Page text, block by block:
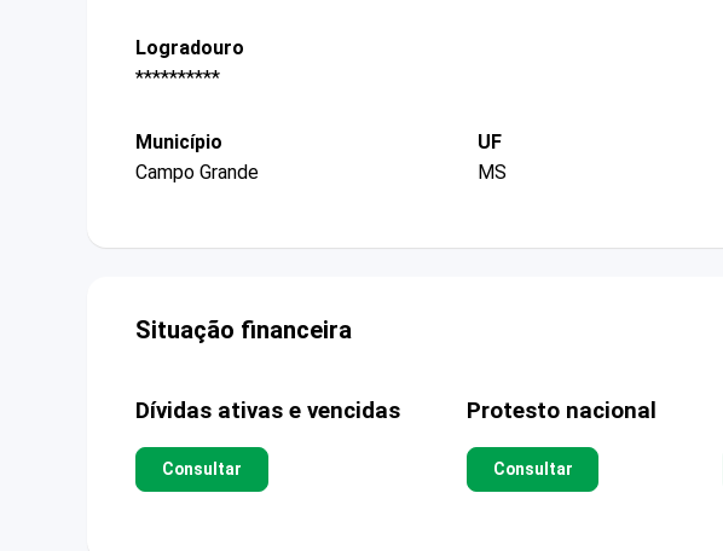
Logradouro
**********
Município
Campo Grande
UF
MS
Situação financeira
Dívidas ativas e vencidas
Consultar
Protesto nacional
Consultar